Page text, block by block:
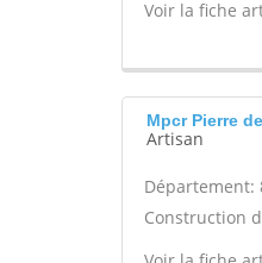
Voir la fiche
Mpcr Pierre
Artisan
Département:
Construction